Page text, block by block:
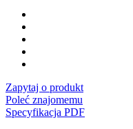
Zapytaj o produkt
Poleć znajomemu
Specyfikacja PDF